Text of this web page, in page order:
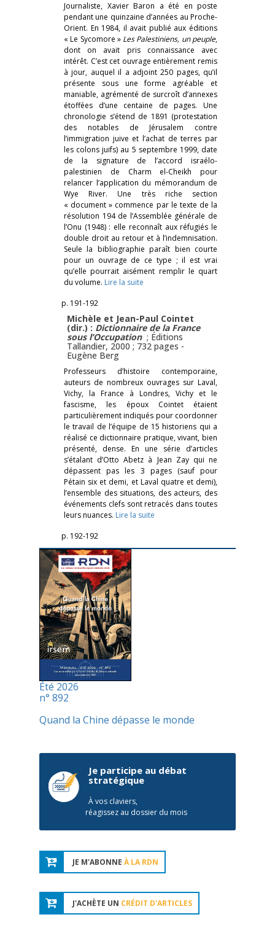
Journaliste, Xavier Baron a été en poste
pendant une quinzaine d’années au Proche-
Orient. En 1984, il avait publié aux éditions
« Le Sycomore » Les Palestiniens, un peuple,
dont on avait pris connaissance avec
intérêt. C’est cet ouvrage entièrement remis
à jour, auquel il a adjoint 250 pages, qu’il
présente sous une forme agréable et
maniable, agrémenté de surcroît d’annexes
étoffées d’une centaine de pages. Une
chronologie s’étend de 1891 (protestation
des notables de Jérusalem contre
l’immigration juive et l’achat de terres par
les colons juifs) au 5 septembre 1999, date
de la signature de l’accord israélo-
palestinien de Charm el-Cheikh pour
relancer l’application du mémorandum de
Wye River. Une très riche section
« document » commence par le texte de la
résolution 194 de l’Assemblée générale de
l’Onu (1948) : elle reconnaît aux réfugiés le
double droit au retour et à l’indemnisation.
Seule la bibliographie paraît bien courte
pour un ouvrage de ce type ; il est vrai
qu’elle pourrait aisément remplir le quart
du volume. Lire la suite
p. 191-192
Michèle et Jean-Paul Cointet
(dir.) : Dictionnaire de la France
sous l’Occupation ; Éditions
Tallandier, 2000 ; 732 pages -
Eugène Berg
Professeurs d’histoire contemporaine,
auteurs de nombreux ouvrages sur Laval,
Vichy, la France à Londres, Vichy et le
fascisme, les époux Cointet étaient
particulièrement indiqués pour coordonner
le travail de l’équipe de 15 historiens qui a
réalisé ce dictionnaire pratique, vivant, bien
présenté, dense. En une série d’articles
s’étalant d’Otto Abetz à Jean Zay qui ne
dépassent pas les 3 pages (sauf pour
Pétain six et demi, et Laval quatre et demi),
l’ensemble des situations, des acteurs, des
événements clefs sont retracés dans toutes
leurs nuances. Lire la suite
p. 192-192
Été 2026
n° 892
Quand la Chine dépasse le monde
Je participe au débat
stratégique
À vos claviers,
réagissez au dossier du mois
JE M'ABONNE À LA RDN
J'ACHÈTE UN CRÉDIT D'ARTICLES